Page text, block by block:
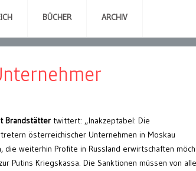
BÜCHER ARCHIV
Brandstätter twittert: „Inakzeptabel: Die
österreichischer Unternehmen in Moskau
weiterhin Profite in Russland erwirtschaften
Putins Kriegskassa. Die Sanktionen müssen von